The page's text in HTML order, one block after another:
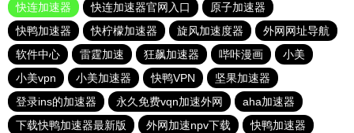
快连加速器
快连加速器官网入口
原子加速器
快鸭加速器
快柠檬加速器 旋风加速度器
外网网址导航
软件中心
雷霆加速 狂飙加速器 哔咔漫画
小美
小美vpn
小美加速器 快鸭VPN
坚果加速器
登录ins的加速器
永久免费vqn加速外网
aha加速器
下载快鸭加速器最新版
外网加速npv下载
快鸭加速器